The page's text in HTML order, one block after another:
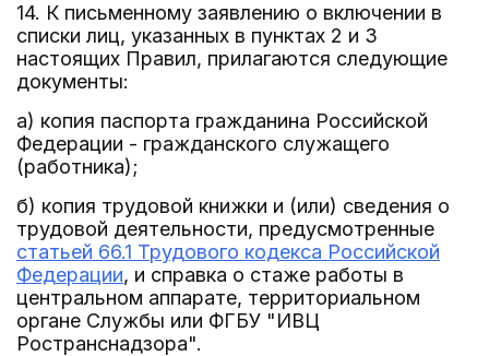
14. К письменному заявлению о включении в
списки лиц, указанных в пунктах 2 и 3
настоящих Правил, прилагаются следующие
документы:
а) копия паспорта гражданина Российской
Федерации - гражданского служащего
(работника);
б) копия трудовой книжки и (или) сведения о
трудовой деятельности, предусмотренные
статьей 66.1 Трудового кодекса Российской
Федерации, и справка о стаже работы в
центральном аппарате, территориальном
органе Службы или ФГБУ "ИВЦ
Ространснадзора".